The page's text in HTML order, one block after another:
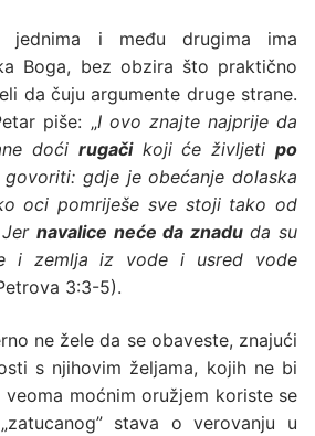
jednima i među drugima ima
Boga, bez obzira što praktično
da čuju argumente druge strane.
piše: „I ovo znajte najprije da
doći rugačikoji će življetipo
gdje je obećanje dolaska
oci pomriješe sve stoji tako od
navalice neće da znaduda su
i zemlja iz vode i usred vode
3:3-5).
ne žele da se obaveste, znajući
s njihovim željama, kojih ne bi
veoma moćnim oružjem koriste se
stava o verovanju u